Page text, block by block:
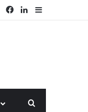
Facebook
LinkedIn